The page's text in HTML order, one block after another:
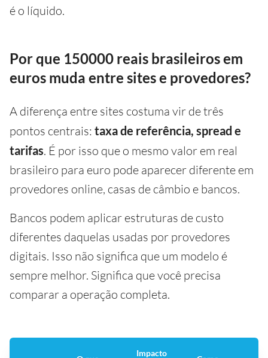
é o líquido.
Por que 150000 reais brasileiros em
euros muda entre sites e provedores?
A diferença entre sites costuma vir de três
pontos centrais: taxa de referência, spread e
tarifas. É por isso que o mesmo valor em real
brasileiro para euro pode aparecer diferente em
provedores online, casas de câmbio e bancos.
Bancos podem aplicar estruturas de custo
diferentes daquelas usadas por provedores
digitais. Isso não significa que um modelo é
sempre melhor. Significa que você precisa
comparar a operação completa.
Impacto